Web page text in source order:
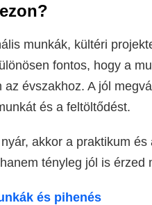
munkák, kültéri
fontos, hogy a
évszakhoz. A jól
és a feltöltődést.
akkor a praktikum
tényleg jól is érzed
és pihenés